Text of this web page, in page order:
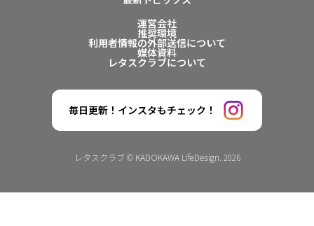
運営会社
推奨環境
利用者情報の外部送信について
媒体資料
レタスクラブについて
毎日更新！インスタもチェック！
レタスクラブ © KADOKAWA LifeDesign. 2026